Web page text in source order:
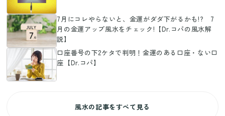
7月にコレやらないと、金運がダダ下がるかも!? 7
月の金運アップ風水をチェック!【Dr.コパの風水解
説】
口座番号の下2ケタで判明！金運のある口座・ない口
座【Dr.コパ】
風水の記事をすべて見る